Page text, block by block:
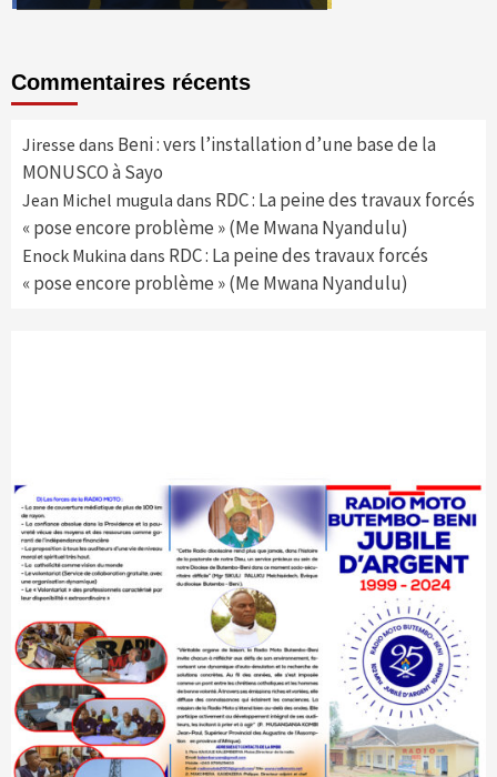
Commentaires récents
Jiresse dans Beni : vers l’installation d’une base de la
MONUSCO à Sayo
Jean Michel mugula dans RDC : La peine des travaux forcés
« pose encore problème » (Me Mwana Nyandulu)
Enock Mukina dans RDC : La peine des travaux forcés
« pose encore problème » (Me Mwana Nyandulu)